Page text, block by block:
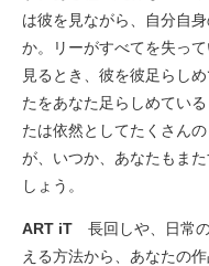
は彼を見ながら、自分自
か。リーがすべてを失っ
見るとき、彼を彼足らし
たをあなた足らしめてい
たは依然としてたくさん
が、いつか、あなたもま
しょう。
ART iT 長回しや、日常
える方法から、あなたの